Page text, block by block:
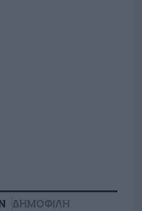
ΔΗΜΟΦΙΛΗ